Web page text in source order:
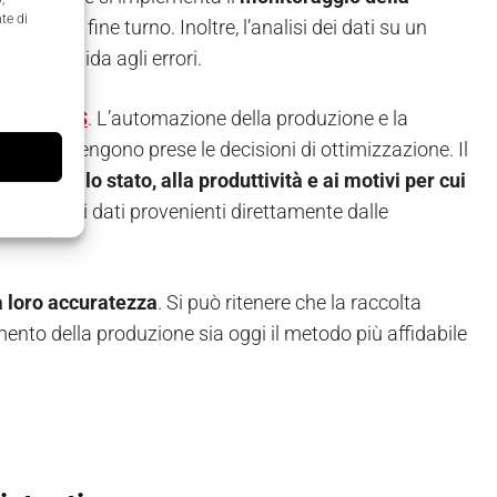
di
ritardi di fine turno. Inoltre, l’analisi dei dati su un
rapida agli errori.
MES. L’automazione della produzione e la
cui vengono prese le decisioni di ottimizzazione. Il
allo stato, alla produttività e ai motivi per cui
con i dati provenienti direttamente dalle
loro accuratezza. Si può ritenere che la raccolta
della produzione sia oggi il metodo più affidabile